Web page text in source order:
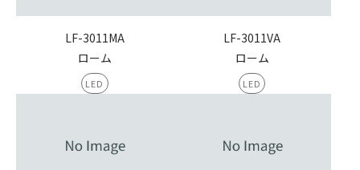
LF-3011MA
ローム
LED
LF-3011VA
ローム
LED